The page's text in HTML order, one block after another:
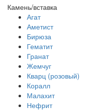
Камень/вставка
Агат
Аметист
Бирюза
Гематит
Гранат
Жемчуг
Кварц (розовый)
Коралл
Малахит
Нефрит